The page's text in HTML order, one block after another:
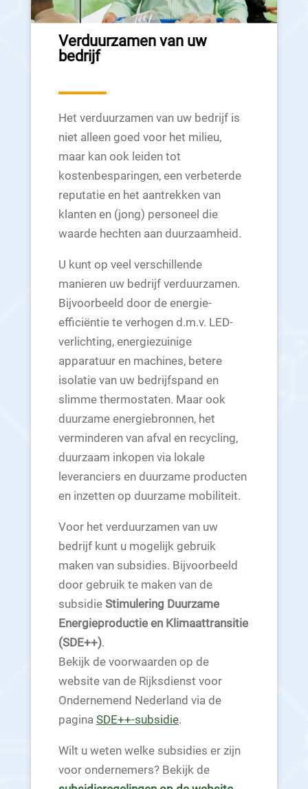
Verduurzamen van uw
bedrijf
Het verduurzamen van uw bedrijf is
niet alleen goed voor het milieu,
maar kan ook leiden tot
kostenbesparingen, een verbeterde
reputatie en het aantrekken van
klanten en (jong) personeel die
waarde hechten aan duurzaamheid.
U kunt op veel verschillende
manieren uw bedrijf verduurzamen.
Bijvoorbeeld door de energie-
efficiëntie te verhogen d.m.v. LED-
verlichting, energiezuinige
apparatuur en machines, betere
isolatie van uw bedrijfspand en
slimme thermostaten. Maar ook
duurzame energiebronnen, het
verminderen van afval en recycling,
duurzaam inkopen via lokale
leveranciers en duurzame producten
en inzetten op duurzame mobiliteit.
Voor het verduurzamen van uw
bedrijf kunt u mogelijk gebruik
maken van subsidies. Bijvoorbeeld
door gebruik te maken van de
subsidie Stimulering Duurzame
Energieproductie en Klimaattransitie
(SDE++).
Bekijk de voorwaarden op de
website van de Rijksdienst voor
Ondernemend Nederland via de
pagina SDE++-subsidie.
Wilt u weten welke subsidies er zijn
voor ondernemers? Bekijk de